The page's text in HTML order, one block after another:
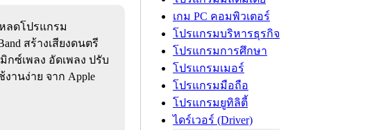
ลดโปรแกรม
สร้างเสียงดนตรี
กซ์เพลง อัดเพลง ปรับ
านง่าย จาก Apple
เกม PC คอมพิวเตอร์
โปรแกรมบริหารธุรกิจ
โปรแกรมการศึกษา
โปรแกรมเมอร์
โปรแกรมมือถือ
โปรแกรมยูทิลิตี้
ไดร์เวอร์ (Driver)